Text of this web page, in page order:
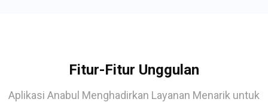
Fitur-Fitur Unggulan
Aplikasi Anabul Menghadirkan Layanan Menarik untuk